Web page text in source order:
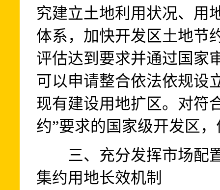
究建立土地利用状况、用
体系，加快开发区土地节
评估达到要求并通过国家
可以申请整合依法依规设
现有建设用地扩区。对符
约”要求的国家级开发区
三、充分发挥市场配置
集约用地长效机制